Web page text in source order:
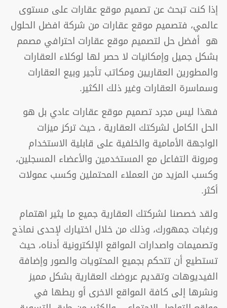
إذا كنت تبحث عن تصميم موقع عقارات على مستوى
عالمي، فتصميم موقع عقارات من شركة افضل الحلول
هو أفضل حل لتصميم موقع عقارات احترافي مصمم
بشكل جميل وإمكانيات لا حصر لها لوكلاء العقارات
والمطورين العقاريين ومكاتب تأجير وبيع العقارات
وسماسرة العقارات وغير ذلك الكثير.
فهذا ليس مجرد تصميم موقع عقارات عادي بل هو
الحل الكامل لشركتك العقارية ، حيث تركز ميزات
الواجهة الأمامية والخلفية على قابلية الاستخدام
ومرونة التفاعل مع المستخدمين والأعضاء المسجلين،
وكسب المزيد من العملاء المحتملين وكسب عمولات
أكثر.
ولقد خصصنا لشركتك العقارية جميع ما يثير اهتمام
ورغبات جمهورك، وذلك من خلال اختيارك لإحدى نماذج
وتصميمات واصدارات المواقع الإلكترونية أدناه، حيث
تستطيع أن تتحكم بجميع المحتويات والصور وإضافة
الفيديوهات وتقديم عروضك العقارية بشكل مميز
ونشرها إلى كافة المواقع الاخرى أو ربطها في